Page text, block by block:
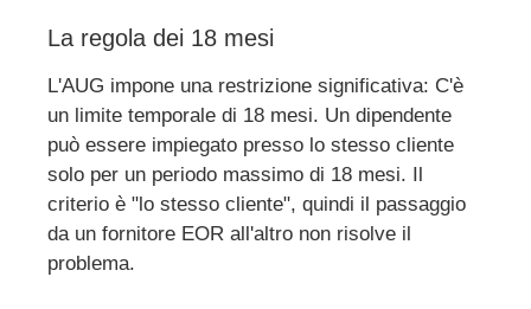
La regola dei 18 mesi
L'AUG impone una restrizione significativa: C'è
un limite temporale di 18 mesi. Un dipendente
può essere impiegato presso lo stesso cliente
solo per un periodo massimo di 18 mesi. Il
criterio è "lo stesso cliente", quindi il passaggio
da un fornitore EOR all'altro non risolve il
problema.